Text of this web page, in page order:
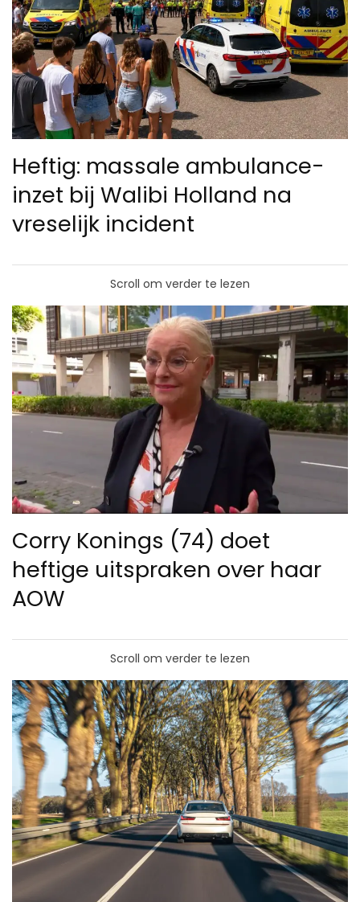
Heftig: massale ambulance-
inzet bij Walibi Holland na
vreselijk incident
Scroll om verder te lezen
Corry Konings (74) doet
heftige uitspraken over haar
AOW
Scroll om verder te lezen